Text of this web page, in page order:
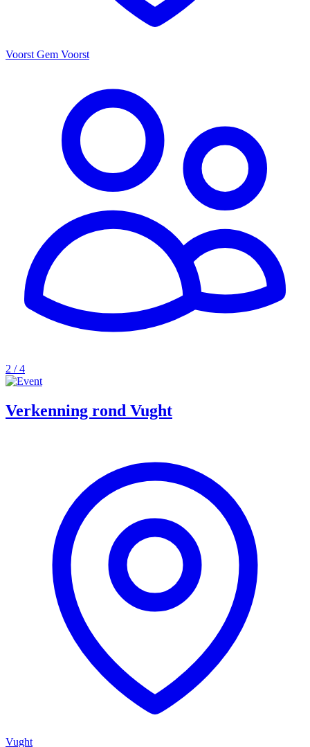
Voorst Gem Voorst
2 / 4
Verkenning rond Vught
Vught